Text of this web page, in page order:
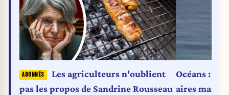
Les agriculteurs n'oublient
pas les propos de Sandrine Rousseau
Océans :
aires